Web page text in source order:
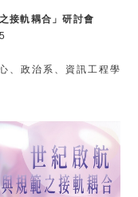
接軌耦合」研討會
、政治系、資訊工程學